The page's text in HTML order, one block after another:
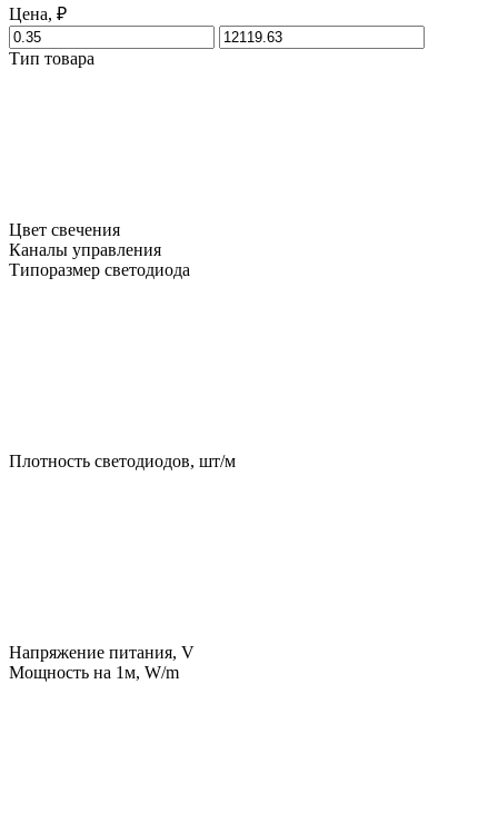
Цена, ₽
Тип товара
Цвет свечения
Каналы управления
Типоразмер светодиода
Плотность светодиодов, шт/м
Напряжение питания, V
Мощность на 1м, W/m